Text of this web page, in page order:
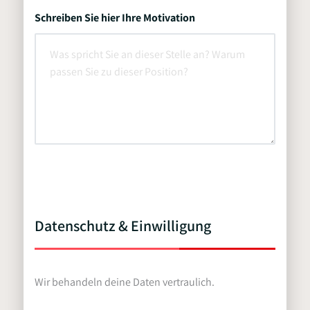
Schreiben Sie hier Ihre Motivation
Datenschutz & Einwilligung
Wir behandeln deine Daten vertraulich.